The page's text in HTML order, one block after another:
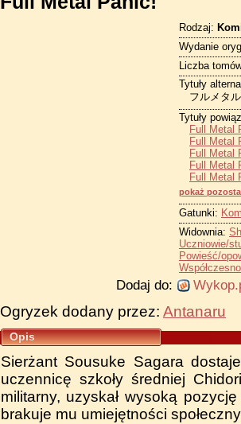
Rodzaj:
Wydanie
Liczba
Tytuły
フルメタ
Tytuły
Full Metal
Full Metal
Full Metal
Full Metal
Full Metal
pokaż
Gatunki:
Widownia:
Uczniowie/
Powieść/
Dodaj do:
Ogryzek dodany przez: Antanaru
Opis
Sierżant Sousuke Sagara
uczennicę szkoły średniej
militarny, uzyskał wysoką
brakuje mu umiejętności